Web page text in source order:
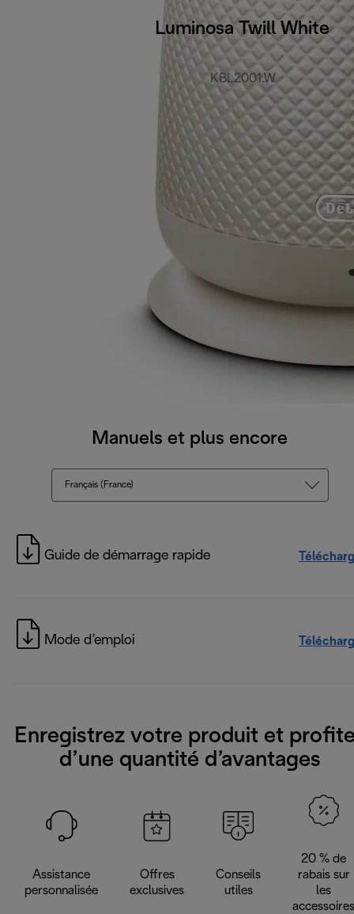
Luminosa Twill White
KBL2001.W
Manuels et plus encore
Français (France)
Guide de démarrage rapide
Mode d’emploi
Enregistrez votre produit et
d’une quantité d’avantages
Assistance
personnalisée
Offres
exclusives
Conseils
utiles
20 % de
rabais sur
les
accessoires